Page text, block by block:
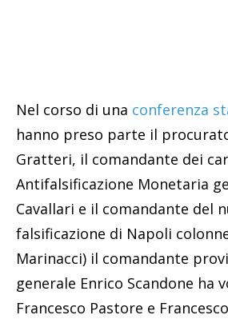
Nel corso di una conferenza
hanno preso parte il
Gratteri, il comandante dei
Antifalsificazione Monetaria
Cavallari e il comandante del
falsificazione di Napoli
Marinacci) il comandante
generale Enrico Scandone ha
Francesco Pastore e